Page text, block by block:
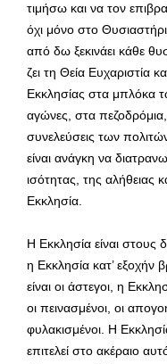
τιμήσω και να τον
όχι μόνο στο
από δω ξεκινάει κάθε
ζει τη Θεία Ευχαριστία
Εκκλησίας στα μπλόκα
αγώνες, στα
συνελεύσεις των
είναι ανάγκη να
ισότητας, της αλήθειας
Εκκλησία.
Η Εκκλησία είναι στους
η Εκκλησία κατ’ εξοχήν
είναι οι άστεγοι, η
οι πεινασμένοι, οι
φυλακισμένοι. Η
επιτελεί στο ακέραιο